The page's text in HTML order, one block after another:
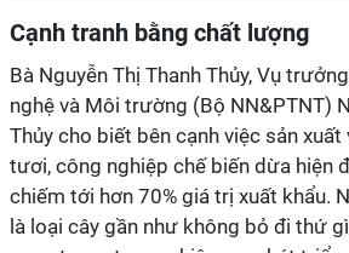
Cạnh tranh bằng chất lượng
Bà Nguyễn Thị Thanh Thủy, Vụ
nghệ và Môi trường (Bộ NN&PTNT)
Thủy cho biết bên cạnh việc sản
tươi, công nghiệp chế biến dừa hiện
chiếm tới hơn 70% giá trị xuất khẩu.
là loại cây gần như không bỏ đi thứ